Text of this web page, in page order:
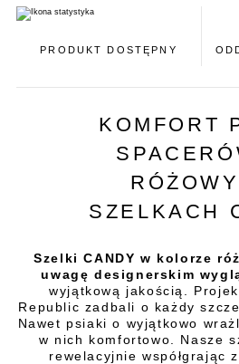
PRODUKT DOSTĘPNY
KOMFORT
SZELKACH
Szelki CANDY w kolorze
uwagę designerskim
wyjątkową jakością.
Republic zadbali o każdy
Nawet psiaki o wyjątkowo
w nich komfortowo. Nasze
rewelacyjnie współgrając